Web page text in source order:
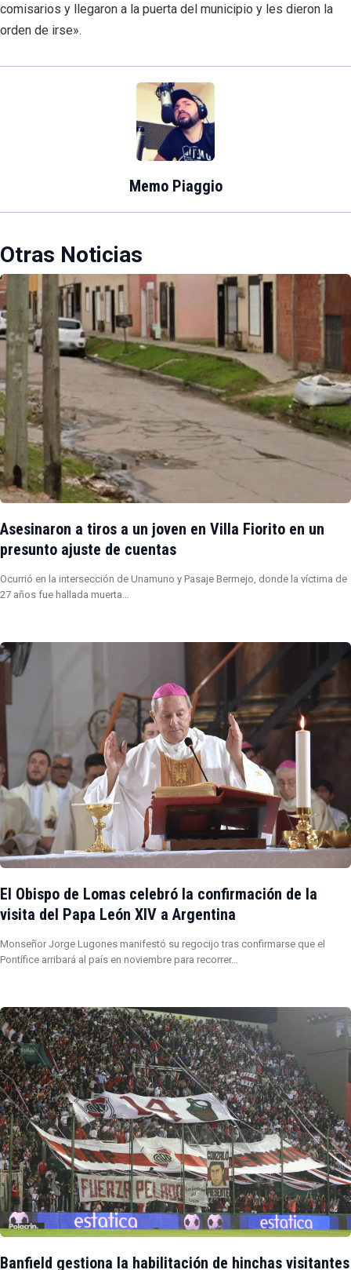
comisarios y llegaron a la puerta del municipio y les dieron la
orden de irse».
Memo Piaggio
Otras Noticias
Asesinaron a tiros a un joven en Villa Fiorito en un
presunto ajuste de cuentas
Ocurrió en la intersección de Unamuno y Pasaje Bermejo, donde la víctima de
27 años fue hallada muerta…
El Obispo de Lomas celebró la confirmación de la
visita del Papa León XIV a Argentina
Monseñor Jorge Lugones manifestó su regocijo tras confirmarse que el
Pontífice arribará al país en noviembre para recorrer…
Banfield gestiona la habilitación de hinchas visitantes